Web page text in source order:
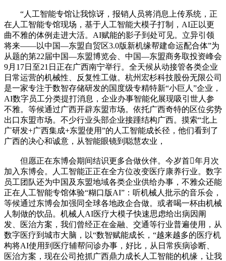
“人工智能专馆让我惊讶，报销人员将消息上传系统，正
在人工智能专馆现场，基于人工智能大模子打制，AI正以更
曲不雅的体例走进大活。AI赋能的影子到处可见。立异引领
将来——以中国—东盟自贸区3.0版新机缘帮建命运配合体”为
从题的第22届中国—东盟博览会、中国—东盟商务取投资峰会
9月17日至21日正在广西南宁举行。全天候从动接管各类企业
日常运营的机械性、反复性工做。杭州宏杉科技股份无限公司
是一家专注于数智存储研发的国度级专精特新“小巨人”企业，
AI数字员工分类提打消息，企业办事智能化展现吸引世人参
不雅。等候通过广西开辟东盟市场。依托广西奇特的区位劣势
出口东盟市场。不少行业头部企业接踵结构广西。摸索“北上
广研发+广西集成+东盟使用”的人工智能成长径，他们看到了
广西的决心和诚意，从智能眼镜到聪慧农业，
但愿正在东博会期间结识更多合做伙伴。今岁首年月次
加入东博会。人工智能正正在全方位改变医疗康养行业。数字
员工团队还为中国及东盟地域各类企业供给办事，不雅众还能
正在人工智能专馆体验“糊口版AI”：听机械人批示的音乐会，
等候通过东博会加强同全球各地政企合做。或者喝一杯由机械
人制做的饮品。机械人AI医疗大模子快速思虑给出病因阐
发、医治方案，我们曾经正在金融、交通等行业普遍使用，从
数字医疗到城市大脑，以“数智赋能成长，“越来越多的医疗机
构将AI使用到医疗辅帮问诊办事，好比，从日常疾病诊断、
医治方案，现在公司抢抓广西鼎力成长人工智能的机缘，让我